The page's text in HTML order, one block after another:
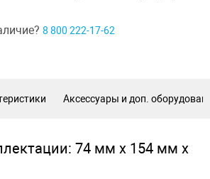
8 800 222-17-62
Аксессуары и доп.
74 мм х 154 мм х